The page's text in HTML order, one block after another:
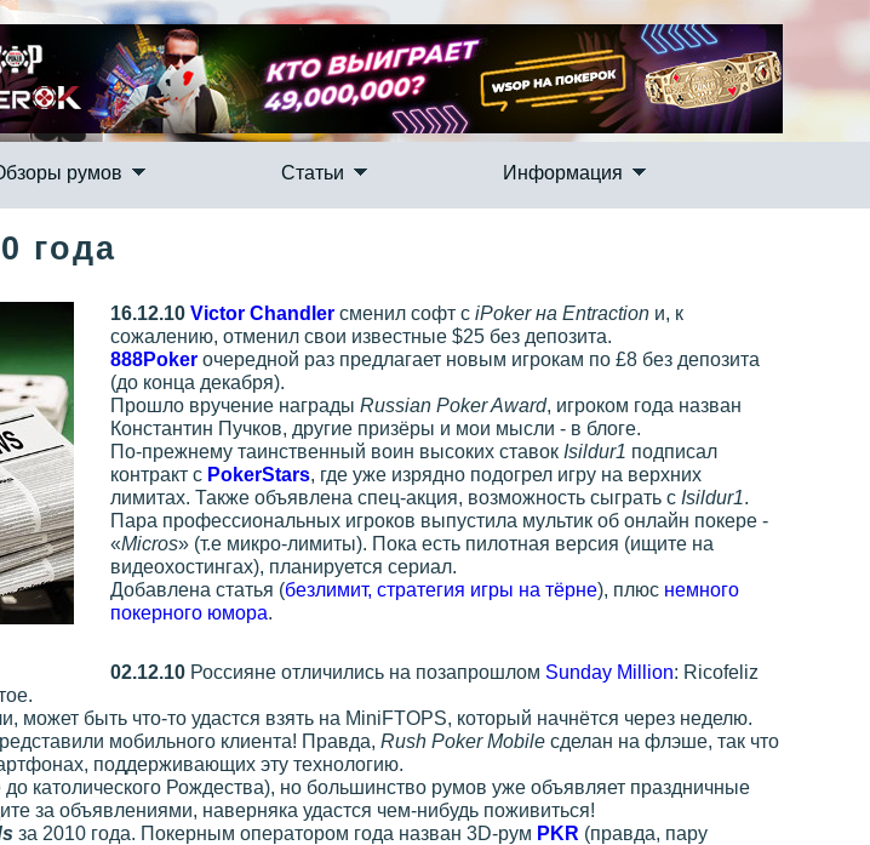
румов Статьи Информация
года
16.12.10 Victor Chandler сменил софт с iPoker на Entraction и, к
сожалению, отменил свои известные $25 без депозита.
888Poker очередной раз предлагает новым игрокам по £8 без депозита
(до конца декабря).
Прошло вручение награды Russian Poker Award, игроком года назван
Константин Пучков, другие призёры и мои мысли - в блоге.
По-прежнему таинственный воин высоких ставок Isildur1 подписал
контракт с PokerStars, где уже изрядно подогрел игру на верхних
лимитах. Также объявлена спец-акция, возможность сыграть с Isildur1.
Пара профессиональных игроков выпустила мультик об онлайн покере -
«Micros» (т.е микро-лимиты). Пока есть пилотная версия (ищите на
видеохостингах), планируется сериал.
Добавлена статья (безлимит, стратегия игры на тёрне), плюс немного
покерного юмора.
02.12.10 Россияне отличились на позапрошлом Sunday Million: Ricofeliz
быть что-то удастся взять на MiniFTOPS, который начнётся через неделю.
мобильного клиента! Правда, Rush Poker Mobile сделан на флэше, так что
поддерживающих эту технологию.
католического Рождества), но большинство румов уже объявляет праздничные
за объявлениями, наверняка удастся чем-нибудь поживиться!
за 2010 года. Покерным оператором года назван 3D-рум PKR (правда, пару